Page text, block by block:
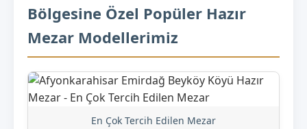
Bölgesine Özel Popüler Hazır
Mezar Modellerimiz
En Çok Tercih Edilen Mezar